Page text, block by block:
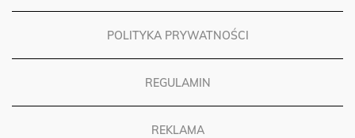
POLITYKA PRYWATNOŚCI
REGULAMIN
REKLAMA